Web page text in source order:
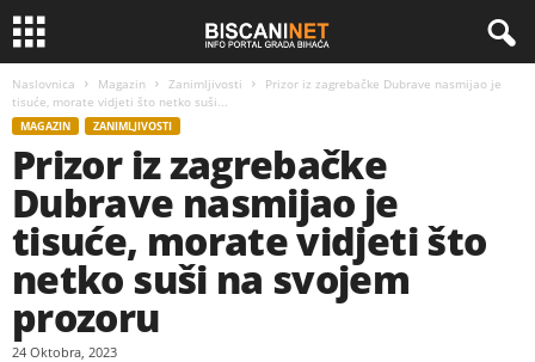
Naslovnica Magazin Zanimljivosti
Prizor iz zagrebačke Dubrave nasmijao je
tisuće, morate vidjeti što netko suši...
MAGAZIN ZANIMLJIVOSTI
Prizor iz zagrebačke
Dubrave nasmijao je
tisuće, morate vidjeti što
netko suši na svojem
prozoru
24 Oktobra, 2023